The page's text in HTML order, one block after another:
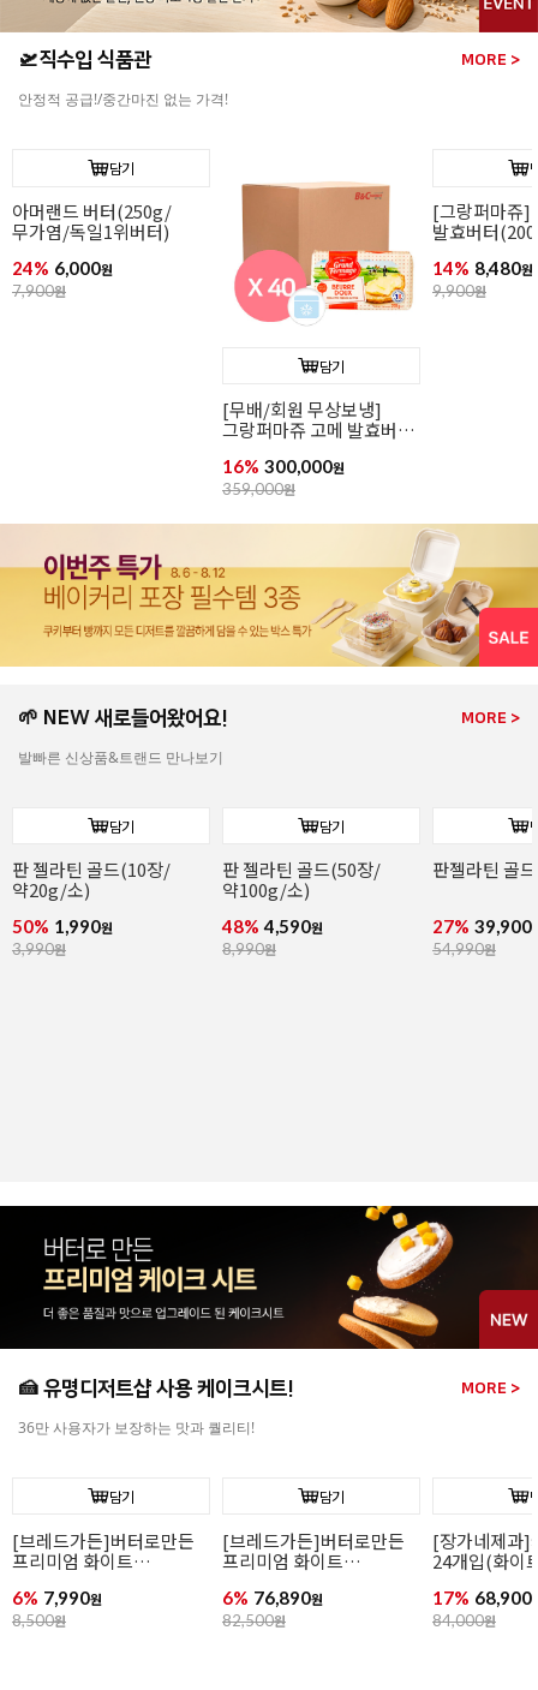
🛫직수입 식품관 MORE >
안정적 공급!/중간마진 없는 가격!
담기
[무배/회원 무상보냉]
그랑퍼마쥬 고메 발효버터
프랑스)
16% 300,000원
359,000원
🌱 NEW 새로들어왔어요! MORE >
발빠른 신상품&트랜드 만나보기
담기
판젤라틴 골드(1kg/소)
27% 39,900원
54,990원
담기
[주문배송]로투스
스프레드 필링 도넛
1% 59,900원
61,000원
🍰 유명디저트샵 사용 케이크시트! MORE >
36만 사용자가 보장하는 맛과 퀄리티!
담기
[장가네제과]케이크시트
24개입(화이트/미니)
17% 68,900
84,000원
담기
[장가네제과]케이크시트
(화이트/미니)
17% 2,900원
3,500원
[장가네제과]
24개입(초코/
12% 77,900
88,800원